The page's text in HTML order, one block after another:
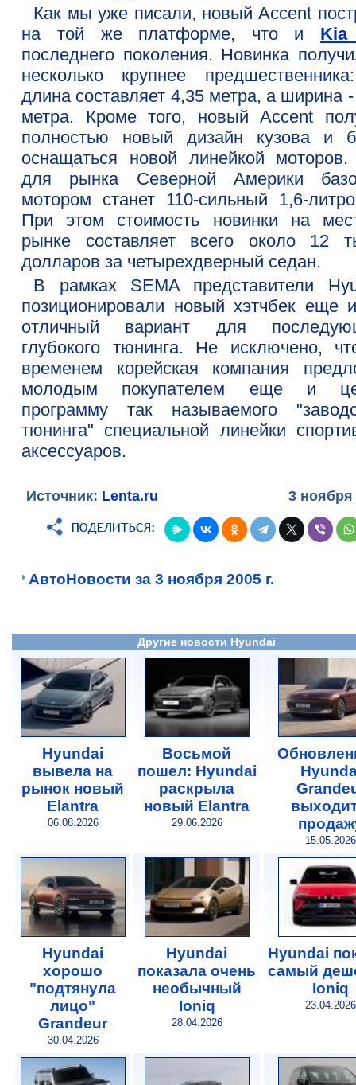
Как мы уже писали, новый Accent
на той же платформе, что и
последнего поколения. Новинка
несколько крупнее
длина составляет 4,35 метра, а ширина
метра. Кроме того, новый Accent
полностью новый дизайн кузова и
оснащаться новой линейкой моторов.
для рынка Северной Америки
мотором станет 110-сильный 1,6-
При этом стоимость новинки на
рынке составляет всего около 12
долларов за четырехдверный седан.
В рамках SEMA представители
позиционировали новый хэтчбек еще
отличный вариант для
глубокого тюнинга. Не исключено,
временем корейская компания
молодым покупателем еще и
программу так называемого
тюнинга" специальной линейки
аксессуаров.
Источник: Lenta.ru 3 ноября
АвтоНовости за 3 ноября 2005 г.
Другие новости Hyundai
Hyundai
вывела на
рынок новый
Elantra
06.08.2026
Восьмой
пошел: Hyundai
раскрыла
новый Elantra
29.06.2026
15.05.2026
Hyundai
хорошо
"подтянула
лицо"
Grandeur
30.04.2026
Hyundai
показала очень
необычный
Ioniq
28.04.2026
Hyundai
самый
Ioniq
23.04.2026